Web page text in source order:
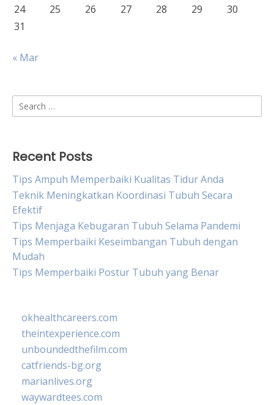
24 25 26 27 28 29
30
31
« Mar
Search
for:
Recent Posts
Tips Ampuh Memperbaiki Kualitas Tidur Anda
Teknik Meningkatkan Koordinasi Tubuh Secara
Efektif
Tips Menjaga Kebugaran Tubuh Selama Pandemi
Tips Memperbaiki Keseimbangan Tubuh dengan
Mudah
Tips Memperbaiki Postur Tubuh yang Benar
okhealthcareers.com
theintexperience.com
unboundedthefilm.com
catfriends-bg.org
marianlives.org
waywardtees.com